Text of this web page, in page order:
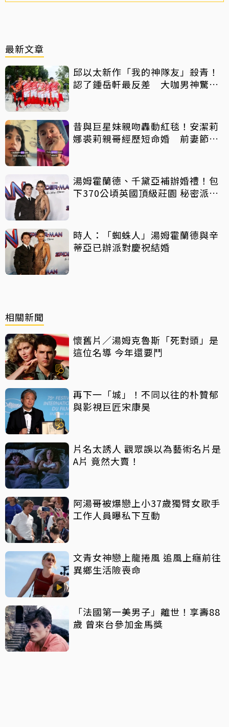
最新文章
邱以太新作「我的神隊友」殺青！
認了鍾岳軒最反差 大咖男神驚喜
昔與巨星妹親吻轟動紅毯！安潔莉
娜裘莉親哥經歷短命婚 前妻節目
湯姆霍蘭德、千黛亞補辦婚禮！包
下370公頃英國頂級莊園 秘密派對
時人：「蜘蛛人」湯姆霍蘭德與辛
蒂亞已辦派對慶祝結婚
相關新聞
懷舊片／湯姆克魯斯「死對頭」是
這位名導 今年還要鬥
再下一「城」！不同以往的朴贊郁
與影視巨匠宋康昊
片名太誘人 觀眾誤以為藝術名片是
A片 竟然大賣！
阿湯哥被爆戀上小37歲獨臂女歌手
工作人員曝私下互動
文青女神戀上龍捲風 追風上癮前往
異鄉生活險喪命
「法國第一美男子」離世！享壽88
歲 曾來台參加金馬獎